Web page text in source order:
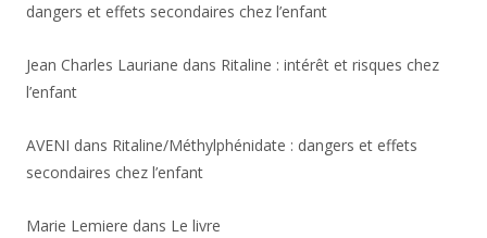
dangers et effets secondaires chez l’enfant
Jean Charles Lauriane dans Ritaline : intérêt et risques chez
l’enfant
AVENI dans Ritaline/Méthylphénidate : dangers et effets
secondaires chez l’enfant
Marie Lemiere dans Le livre